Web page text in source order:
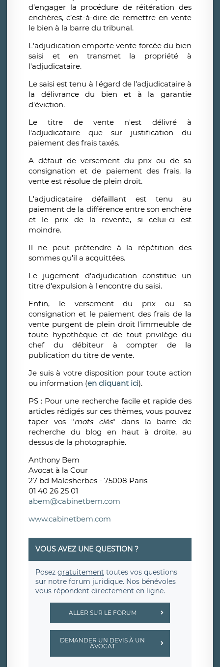
d’engager la procédure de réitération des
enchères, c’est-à-dire de remettre en vente
le bien à la barre du tribunal.
L'adjudication emporte vente forcée du bien
saisi et en transmet la propriété à
l'adjudicataire.
Le saisi est tenu à l'égard de l'adjudicataire à
la délivrance du bien et à la garantie
d'éviction.
Le titre de vente n'est délivré à
l'adjudicataire que sur justification du
paiement des frais taxés.
A défaut de versement du prix ou de sa
consignation et de paiement des frais, la
vente est résolue de plein droit.
L'adjudicataire défaillant est tenu au
paiement de la différence entre son enchère
et le prix de la revente, si celui-ci est
moindre.
Il ne peut prétendre à la répétition des
sommes qu'il a acquittées.
Le jugement d'adjudication constitue un
titre d'expulsion à l'encontre du saisi.
Enfin, le versement du prix ou sa
consignation et le paiement des frais de la
vente purgent de plein droit l'immeuble de
toute hypothèque et de tout privilège du
chef du débiteur à compter de la
publication du titre de vente.
Je suis à votre disposition pour toute action
ou information (en cliquant ici).
PS : Pour une recherche facile et rapide des
articles rédigés sur ces thèmes, vous pouvez
taper vos "mots clés" dans la barre de
recherche du blog en haut à droite, au
dessus de la photographie.
Anthony Bem
Avocat à la Cour
27 bd Malesherbes - 75008 Paris
01 40 26 25 01
abem@cabinetbem.com
www.cabinetbem.com
VOUS AVEZ UNE QUESTION ?
Posez gratuitement toutes vos questions
sur notre forum juridique. Nos bénévoles
vous répondent directement en ligne.
ALLER SUR LE FORUM
DEMANDER UN DEVIS À UN
AVOCAT